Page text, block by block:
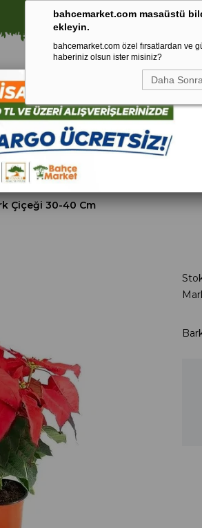
bahcemarket.com masaüstü
ekleyin.
bahcemarket.com özel fırsatlardan ve
haberiniz olsun ister misiniz?
Daha Sonra
⚠️ SATIŞLARIMIZ YALNIZCA İSTANBUL
Çiçeği 30-40 Cm